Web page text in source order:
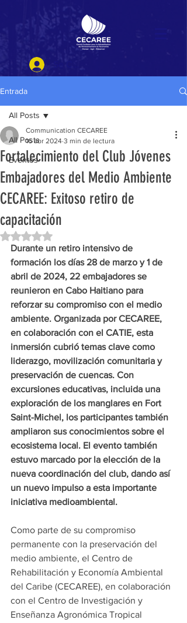
Entrada
All Posts
Eventos
All Posts
Fortalecimiento del Club Jóvenes
Embajadores del Medio Ambiente
CECAREE: Exitoso retiro de
capacitación
Communication CECAREE
16 abr 2024 3 min de lectura
Obtuvo NaN de 5 estrellas.
Durante un retiro intensivo de
formación los días 28 de marzo y 1 de
abril de 2024, 22 embajadores se
reunieron en Cabo Haitiano para
reforzar su compromiso con el medio
ambiente. Organizada por CECAREE,
en colaboración con el CATIE, esta
inmersión cubrió temas clave como
liderazgo, movilización comunitaria y
preservación de cuencas. Con
excursiones educativas, incluida una
exploración de los manglares en Fort
Saint-Michel, los participantes también
ampliaron sus conocimientos sobre el
ecosistema local. El evento también
estuvo marcado por la elección de la
nueva coordinación del club, dando así
un nuevo impulso a esta importante
iniciativa medioambiental.
Como parte de su compromiso
permanente con la preservación del
medio ambiente, el Centro de
Rehabilitación y Economía Ambiental
del Caribe (CECAREE), en colaboración
con el Centro de Investigación y
Enseñanza Agronómica Tropical